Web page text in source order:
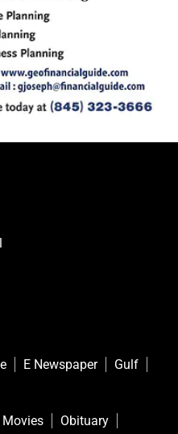
E Newspaper
Gulf
Movies Obituary